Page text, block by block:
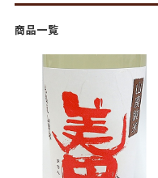
商品一覧